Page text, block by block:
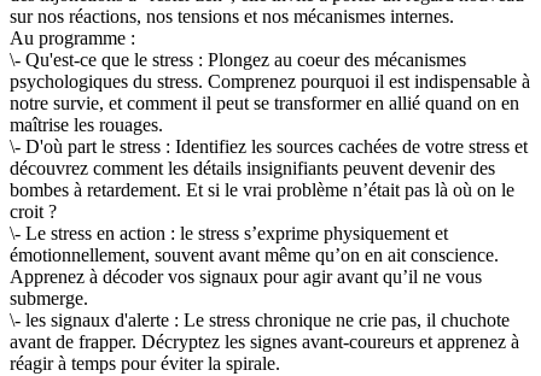
sur nos réactions, nos tensions et nos mécanismes internes.
Au programme :
\- Qu'est-ce que le stress : Plongez au coeur des mécanismes
psychologiques du stress. Comprenez pourquoi il est indispensable à
notre survie, et comment il peut se transformer en allié quand on en
maîtrise les rouages.
\- D'où part le stress : Identifiez les sources cachées de votre stress et
découvrez comment les détails insignifiants peuvent devenir des
bombes à retardement. Et si le vrai problème n’était pas là où on le
croit ?
\- Le stress en action : le stress s’exprime physiquement et
émotionnellement, souvent avant même qu’on en ait conscience.
Apprenez à décoder vos signaux pour agir avant qu’il ne vous
submerge.
\- les signaux d'alerte : Le stress chronique ne crie pas, il chuchote
avant de frapper. Décryptez les signes avant-coureurs et apprenez à
réagir à temps pour éviter la spirale.